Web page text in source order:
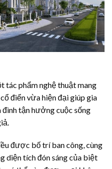
tác phẩm nghệ thuật mang
điển vừa hiện đại giúp gia
đình tận hưởng cuộc sống
được bố trí ban công, cùng
diện tích đón sáng của biệt